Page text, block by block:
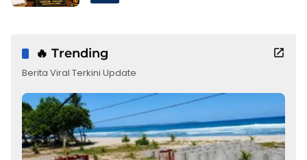
🔥 Trending
Berita Viral Terkini Update